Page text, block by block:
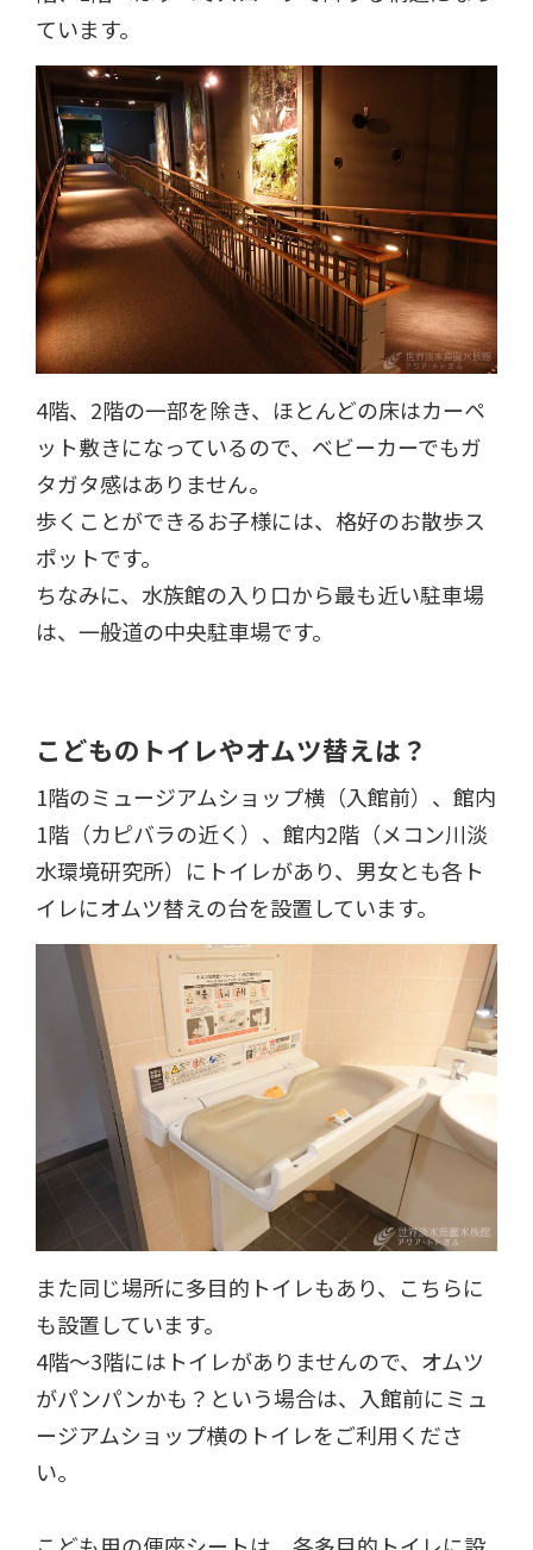
ています。
4階、2階の一部を除き、ほとんどの床はカーペ
ット敷きになっているので、ベビーカーでもガ
タガタ感はありません。
歩くことができるお子様には、格好のお散歩ス
ポットです。
ちなみに、水族館の入り口から最も近い駐車場
は、一般道の中央駐車場です。
こどものトイレやオムツ替えは？
1階のミュージアムショップ横（入館前）、館内
1階（カピバラの近く）、館内2階（メコン川淡
水環境研究所）にトイレがあり、男女とも各ト
イレにオムツ替えの台を設置しています。
また同じ場所に多目的トイレもあり、こちらに
も設置しています。
4階～3階にはトイレがありませんので、オムツ
がパンパンかも？という場合は、入館前にミュ
ージアムショップ横のトイレをご利用くださ
い。